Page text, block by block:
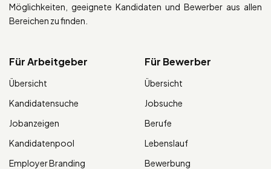
Möglichkeiten, geeignete Kandidaten und Bewerber aus allen
Bereichen zu finden.
Für Arbeitgeber
Übersicht
Kandidatensuche
Jobanzeigen
Kandidatenpool
Employer Branding
Für Bewerber
Übersicht
Jobsuche
Berufe
Lebenslauf
Bewerbung